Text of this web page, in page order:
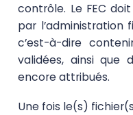
contrôle. Le FEC
par l’administration
c’est-à-dire
validées, ainsi que
encore attribués.
Une fois le(s)